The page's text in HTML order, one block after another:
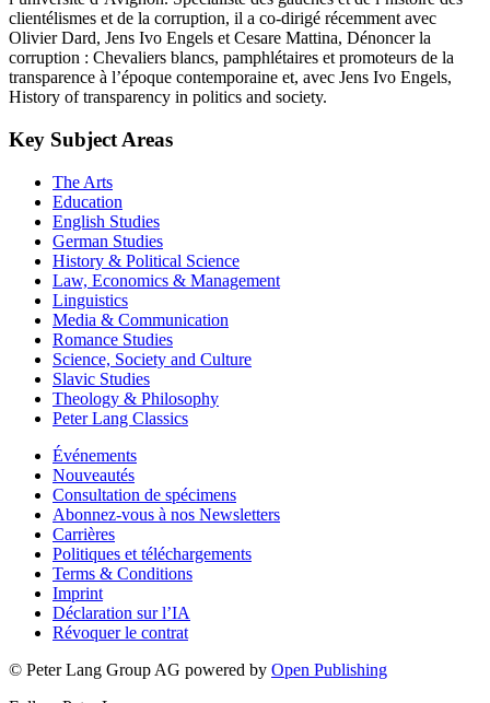
clientélismes et de la corruption, il a co-dirigé récemment avec
Olivier Dard, Jens Ivo Engels et Cesare Mattina, Dénoncer la
corruption : Chevaliers blancs, pamphlétaires et promoteurs de la
transparence à l’époque contemporaine et, avec Jens Ivo Engels,
History of transparency in politics and society.
Key Subject Areas
The Arts
Education
English Studies
German Studies
History & Political Science
Law, Economics & Management
Linguistics
Media & Communication
Romance Studies
Science, Society and Culture
Slavic Studies
Theology & Philosophy
Peter Lang Classics
Événements
Nouveautés
Consultation de spécimens
Abonnez-vous à nos Newsletters
Carrières
Politiques et téléchargements
Terms & Conditions
Imprint
Déclaration sur l’IA
Révoquer le contrat
© Peter Lang Group AG powered by Open Publishing